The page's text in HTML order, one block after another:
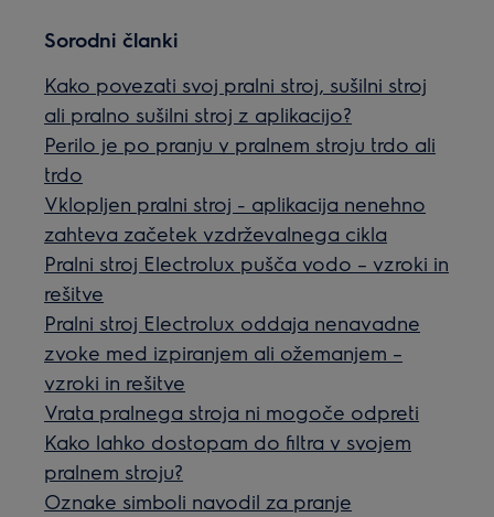
Sorodni članki
Kako povezati svoj pralni stroj, sušilni stroj
ali pralno sušilni stroj z aplikacijo?
Perilo je po pranju v pralnem stroju trdo ali
trdo
Vklopljen pralni stroj - aplikacija nenehno
zahteva začetek vzdrževalnega cikla
Pralni stroj Electrolux pušča vodo – vzroki in
rešitve
Pralni stroj Electrolux oddaja nenavadne
zvoke med izpiranjem ali ožemanjem –
vzroki in rešitve
Vrata pralnega stroja ni mogoče odpreti
Kako lahko dostopam do filtra v svojem
pralnem stroju?
Oznake simboli navodil za pranje